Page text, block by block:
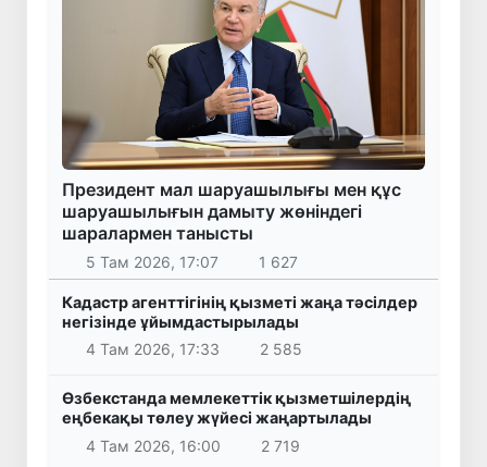
Президент мал шаруашылығы мен құс
шаруашылығын дамыту жөніндегі
шаралармен танысты
5 Там 2026, 17:07 1 627
Кадастр агенттігінің қызметі жаңа тәсілдер
негізінде ұйымдастырылады
4 Там 2026, 17:33
2 585
Өзбекстанда мемлекеттік қызметшілердің
еңбекақы төлеу жүйесі жаңартылады
4 Там 2026, 16:00
2 719